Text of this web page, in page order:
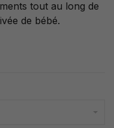
tout au long de
de bébé.